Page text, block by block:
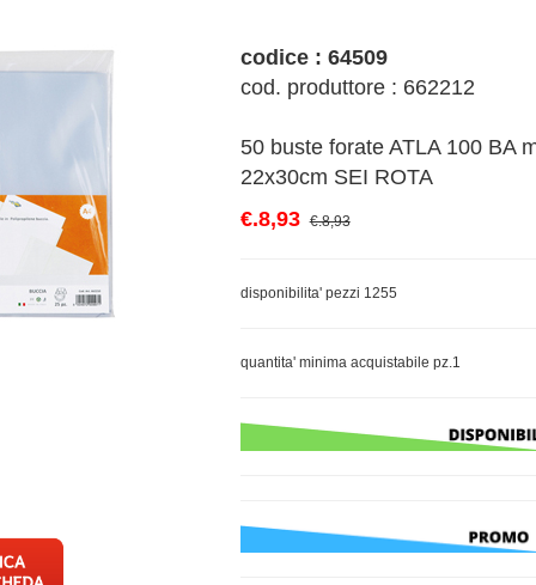
codice : 64509
cod. produttore : 662212
50 buste forate ATLA 100 BA
22x30cm SEI ROTA
€.8,93 €.8,93
disponibilita' pezzi 1255
quantita' minima acquistabile pz.1